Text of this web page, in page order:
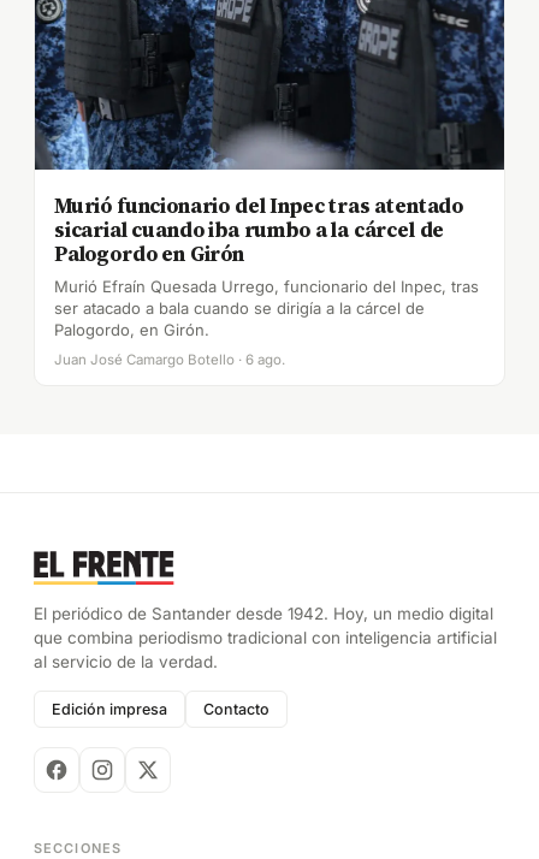
Murió funcionario del Inpec tras atentado
sicarial cuando iba rumbo a la cárcel de
Palogordo en Girón
Murió Efraín Quesada Urrego, funcionario del Inpec, tras
ser atacado a bala cuando se dirigía a la cárcel de
Palogordo, en Girón.
Juan José Camargo Botello · 6 ago.
El periódico de Santander desde 1942. Hoy, un medio digital
que combina periodismo tradicional con inteligencia artificial
al servicio de la verdad.
Edición impresa Contacto
SECCIONES